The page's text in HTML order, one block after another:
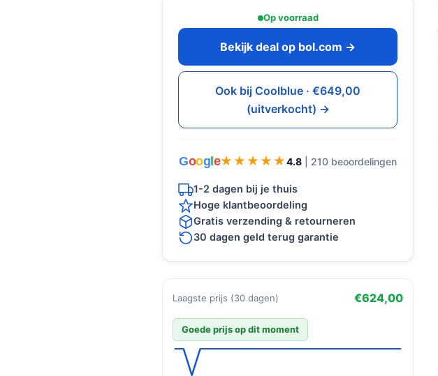
Op voorraad
Bekijk deal op bol.com →
Ook bij Coolblue · €649,00
(uitverkocht) →
Goog e★★★★★
★★★★★ 4.8 | 210 beoordelingen
1-2 dagen bij je thuis
Hoge klantbeoordeling
Gratis verzending & retourneren
30 dagen geld terug garantie
Laagste prijs (30 dagen) €624,00
Goede prijs op dit moment